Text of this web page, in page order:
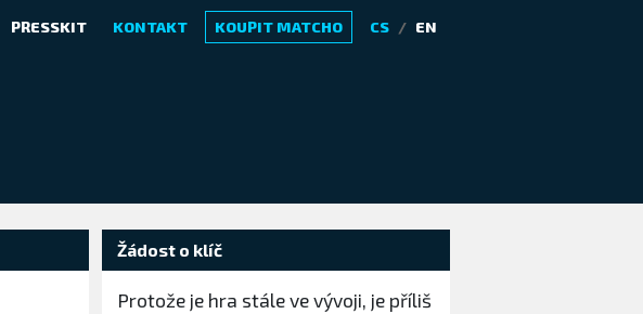
PRESSKIT KONTAKT KOUPIT MATCHO CS / EN
Žádost o klíč
Protože je hra stále ve vývoji, je příliš